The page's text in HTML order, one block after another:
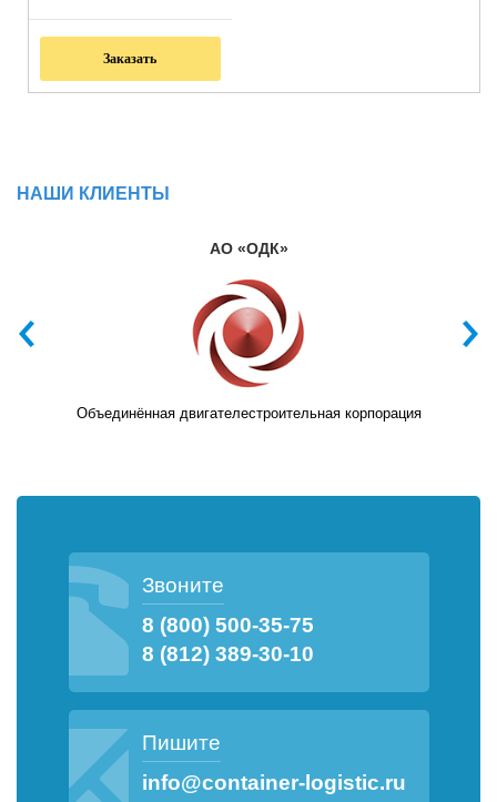
Заказать
НАШИ КЛИЕНТЫ
АО «ОДК»
Объединённая двигателестроительная корпорация
Звоните
8 (800) 500-35-75
8 (812) 389-30-10
Пишите
info@container-logistic.ru